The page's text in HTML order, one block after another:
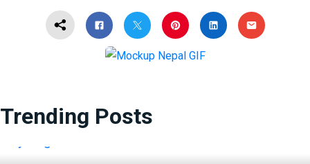
Trending Posts